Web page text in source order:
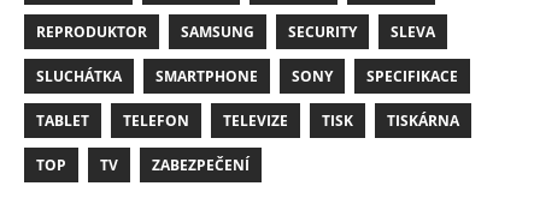
REPRODUKTOR SAMSUNG SECURITY SLEVA
SLUCHÁTKA SMARTPHONE SONY SPECIFIKACE
TABLET TELEFON TELEVIZE TISK TISKÁRNA
TOP TV ZABEZPEČENÍ